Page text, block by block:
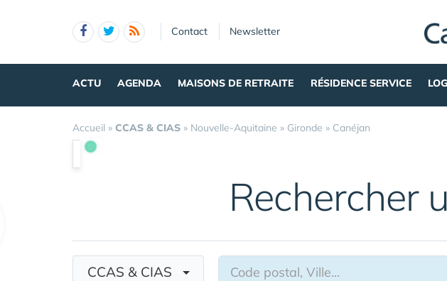
Contact Newsletter
ACTU AGENDA MAISONS DE RETRAITE RÉSIDENCE SERVICE
Accueil » CCAS & CIAS » Nouvelle-Aquitaine » Gironde » Canéjan
Rechercher
CCAS & CIAS